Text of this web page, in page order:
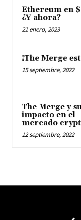
Ethereum en $
¿Y ahora?
21 enero, 2023
¡The Merge
15 septiembre, 2022
The Merge y
impacto en el
mercado
12 septiembre, 2022